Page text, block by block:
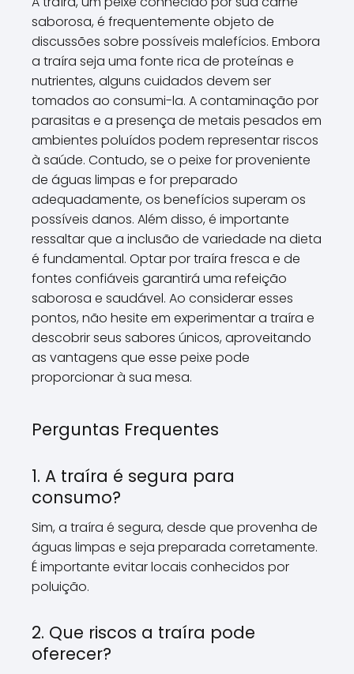
saborosa, é frequentemente objeto de
discussões sobre possíveis malefícios. Embora
a traíra seja uma fonte rica de proteínas e
nutrientes, alguns cuidados devem ser
tomados ao consumi-la. A contaminação por
parasitas e a presença de metais pesados em
ambientes poluídos podem representar riscos
à saúde. Contudo, se o peixe for proveniente
de águas limpas e for preparado
adequadamente, os benefícios superam os
possíveis danos. Além disso, é importante
ressaltar que a inclusão de variedade na dieta
é fundamental. Optar por traíra fresca e de
fontes confiáveis garantirá uma refeição
saborosa e saudável. Ao considerar esses
pontos, não hesite em experimentar a traíra e
descobrir seus sabores únicos, aproveitando
as vantagens que esse peixe pode
proporcionar à sua mesa.
Perguntas Frequentes
1. A traíra é segura para
consumo?
Sim, a traíra é segura, desde que provenha de
águas limpas e seja preparada corretamente.
É importante evitar locais conhecidos por
poluição.
2. Que riscos a traíra pode
oferecer?